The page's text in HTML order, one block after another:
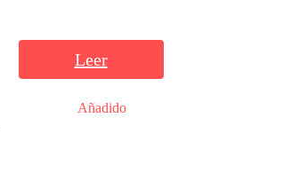
Leer
Añadido